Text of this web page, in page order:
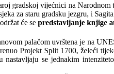
gradskoj vijećnici na Narodnom
za staru gradsku jezgru, i
će se predstavljanje knjige
palačom uvrštena je na
Projekt Split 1700, želeći
se jednakim